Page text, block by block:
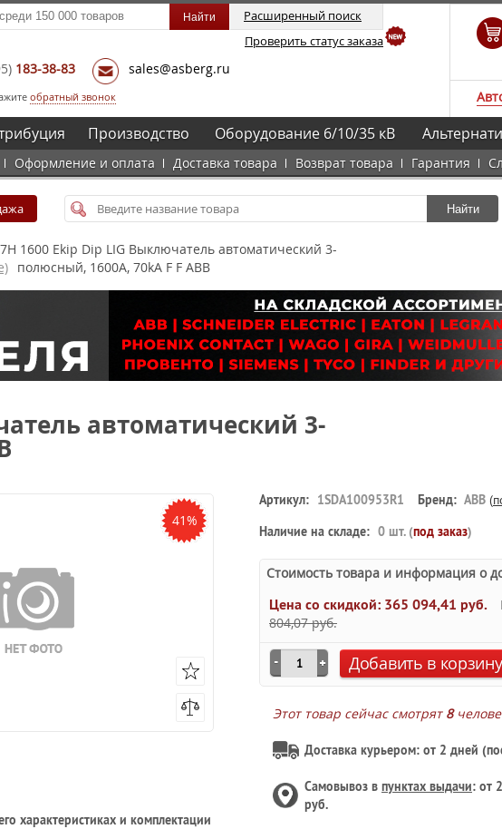
Расширенный поиск
Проверить статус заказа
183-38-83 sales@asberg.ru
обратный звонок
Оформление и оплата Доставка товара Возврат товара Гарантия
Производство Оборудование 6/10/35 кВ
Найти
1600 Ekip Dip LIG Выключатель автоматический 3-
полюсный, 1600А, 70kA F F ABB
автоматический 3-
41%
характеристиках и комплектации
Артикул: 1SDA100953R1 Бренд: ABB (
Наличие на складе: 0 шт. (под заказ)
Стоимость товара и информация о
Цена со скидкой: 365 094,41 руб.
804,07 руб.
Добавить в корзину
Этот товар сейчас смотрят 8
Доставка курьером: от 2 дней
Самовывоз в пунктах выдачи: от
руб.